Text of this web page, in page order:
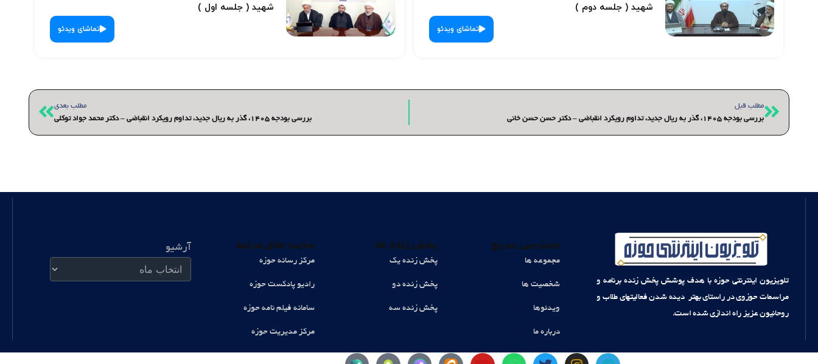
شهید ( جلسه دوم )
تماشای ویدئو
شهید ( جلسه اول )
تماشای ویدئو
قبلیمطلب قبل
بررسی بودجه ۱۴۰۵، گذر به ریال جدید، تداوم رویکرد انقباضی – دکتر حسن حسن خانی
مطلب بعدی
بررسی بودجه ۱۴۰۵، گذر به ریال جدید، تداوم رویکرد انقباضی – دکتر محمد جواد توکلی
بعدی
تلویزیون اینترنتی حوزه با هدف پوشش پخش زنده برنامه و
مراسمات حوزوی در راستای بهتر دیده شدن فعالیتهای طلاب و
روحانیون عزیز راه اندازی شده است.
دسترسی سریع
مجموعه ها
شخصیت ها
ویدئوها
درباره ما
پخش زنده ها
پخش زنده یک
پخش زنده دو
پخش زنده سه
سایت های مرتبط
مرکز رسانه حوزه
رادیو پادکست حوزه
سامانه فیلم نامه حوزه
مرکز مدیریت حوزه
آرشیو
آرشیو
T
I
T
W
Y